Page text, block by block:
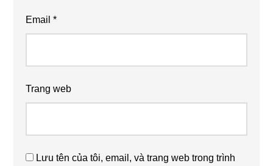
Email*
Trang web
Lưu tên của tôi, email, và trang web trong trình